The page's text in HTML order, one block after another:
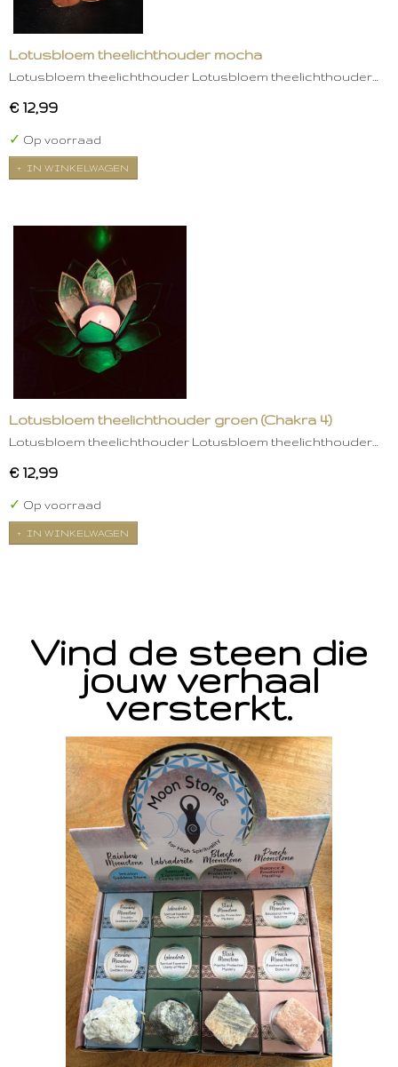
Lotusbloem theelichthouder mocha
Lotusbloem theelichthouder Lotusbloem theelichthouder…
€ 12,99
✓ Op voorraad
IN WINKELWAGEN
Lotusbloem theelichthouder groen (Chakra 4)
Lotusbloem theelichthouder Lotusbloem theelichthouder…
€ 12,99
✓ Op voorraad
IN WINKELWAGEN
Vind de steen die
jouw verhaal
versterkt.